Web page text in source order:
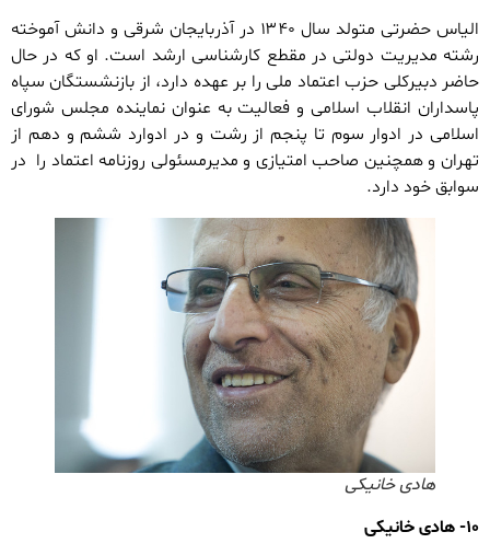
الیاس حضرتی متولد سال ۱۳۴۰ در آذربایجان شرقی و دانش آموخته
رشته مدیریت دولتی در مقطع کارشناسی ارشد است. او که در حال
حاضر دبیرکلی حزب اعتماد ملی را بر عهده دارد، از بازنشستگان سپاه
پاسداران انقلاب اسلامی و فعالیت به عنوان نماینده مجلس شورای
اسلامی در ادوار سوم تا پنجم از رشت و در ادوارد ششم و دهم از
تهران و همچنین صاحب امتیازی و مدیرمسئولی روزنامه اعتماد را در
سوابق خود دارد.
هادی خانیکی
۱۰- هادی خانیکی